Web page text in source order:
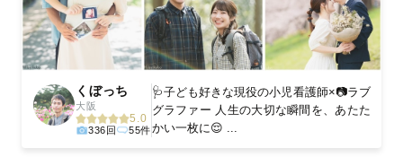
くぼっち
大阪
5.0
336回 55件
🩺子ども好きな現役の小児看護師×📷ラブ
グラファー 人生の大切な瞬間を、あたた
かい一枚に😌 ...